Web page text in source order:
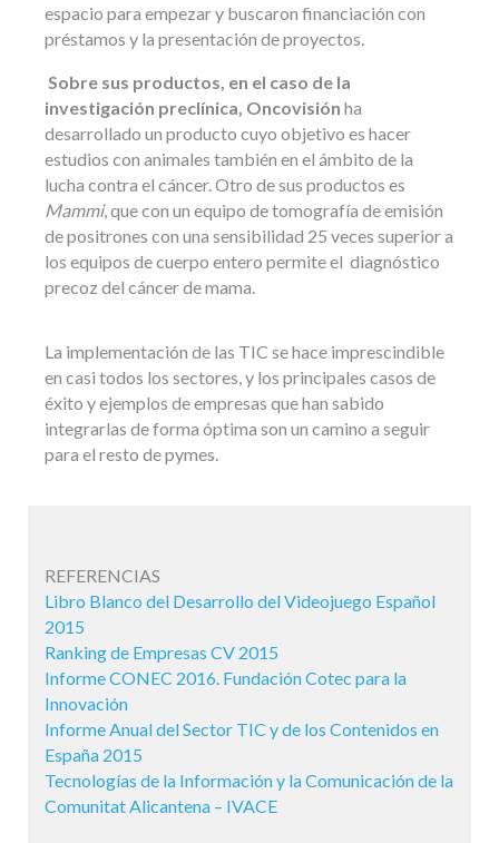
espacio para empezar y buscaron financiación con
préstamos y la presentación de proyectos.
Sobre sus productos, en el caso de la
investigación preclínica, Oncovisión ha
desarrollado un producto cuyo objetivo es hacer
estudios con animales también en el ámbito de la
lucha contra el cáncer. Otro de sus productos es
Mammi, que con un equipo de tomografía de emisión
de positrones con una sensibilidad 25 veces superior a
los equipos de cuerpo entero permite el diagnóstico
precoz del cáncer de mama.
La implementación de las TIC se hace imprescindible
en casi todos los sectores, y los principales casos de
éxito y ejemplos de empresas que han sabido
integrarlas de forma óptima son un camino a seguir
para el resto de pymes.
REFERENCIAS
Libro Blanco del Desarrollo del Videojuego Español
2015
Ranking de Empresas CV 2015
Informe CONEC 2016. Fundación Cotec para la
Innovación
Informe Anual del Sector TIC y de los Contenidos en
España 2015
Tecnologías de la Información y la Comunicación de la
Comunitat Alicantena – IVACE